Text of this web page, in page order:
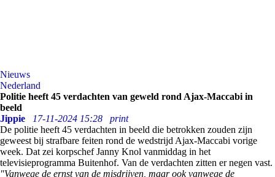
Nieuws
Nederland
Politie heeft 45 verdachten van geweld rond Ajax-Maccabi in
beeld
Jippie
17-11-2024 15:28
print
De politie heeft 45 verdachten in beeld die betrokken zouden zijn
geweest bij strafbare feiten rond de wedstrijd Ajax-Maccabi vorige
week. Dat zei korpschef Janny Knol vanmiddag in het
televisieprogramma Buitenhof. Van de verdachten zitten er negen vast.
"Vanwege de ernst van de misdrijven, maar ook vanwege de